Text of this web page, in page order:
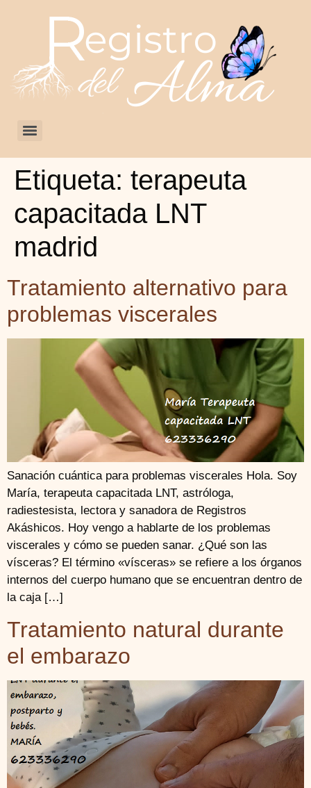
Etiqueta: terapeuta
capacitada LNT
madrid
Tratamiento alternativo para
problemas viscerales
Sanación cuántica para problemas viscerales Hola. Soy
María, terapeuta capacitada LNT, astróloga,
radiestesista, lectora y sanadora de Registros
Akáshicos. Hoy vengo a hablarte de los problemas
viscerales y cómo se pueden sanar. ¿Qué son las
vísceras? El término «vísceras» se refiere a los órganos
internos del cuerpo humano que se encuentran dentro de
la caja […]
Tratamiento natural durante
el embarazo